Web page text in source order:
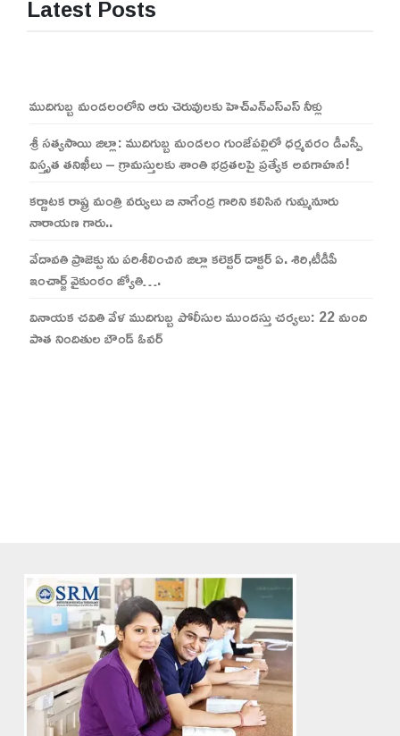
Latest Posts
ముదిగుబ్బ మండలంలోని ఆరు చెరువులకు హెచ్ఎన్ఎస్ఎస్ నీళ్లు
శ్రీ సత్యసాయి జిల్లా: ముదిగుబ్బ మండలం గుంజేపల్లిలో ధర్మవరం డీఎస్పీ
విస్తృత తనిఖీలు – గ్రామస్తులకు శాంతి భద్రతలపై ప్రత్యేక అవగాహన!
కర్ణాటక రాష్ట్ర మంత్రి వర్యులు బి నాగేంద్ర గారిని కలిసిన గుమ్మనూరు
నారాయణ గారు..
వేదావతి ప్రాజెక్టు ను పరిశీలించిన జిల్లా కలెక్టర్ డాక్టర్ ఏ. శిరి,టీడీపీ
ఇంచార్జ్ వైకుంఠం జ్యోతి….
వినాయక చవితి వేళ ముదిగుబ్బ పోలీసుల ముందస్తు చర్యలు: 22 మంది
పాత నిందితుల బౌండ్ ఓవర్